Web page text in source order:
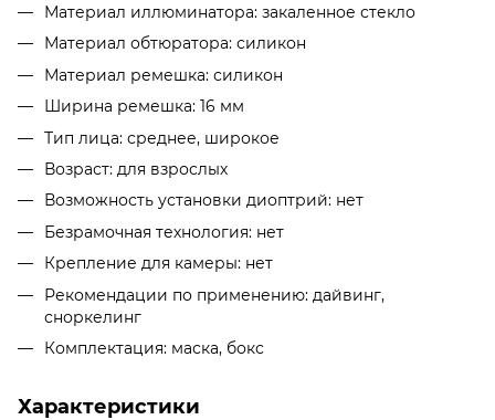
Материал иллюминатора: закаленное стекло
Материал обтюратора: силикон
Материал ремешка: силикон
Ширина ремешка: 16 мм
Тип лица: среднее, широкое
Возраст: для взрослых
Возможность установки диоптрий: нет
Безрамочная технология: нет
Крепление для камеры: нет
Рекомендации по применению: дайвинг,
сноркелинг
Комплектация: маска, бокс
Характеристики